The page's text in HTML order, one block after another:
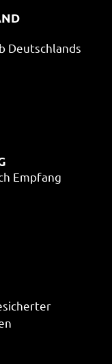
Deutschlands
Empfang